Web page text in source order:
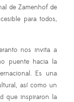
de Zamenhof de
para todos,
nos invita a
puente hacia la
Es una
así como un
que inspiraron la